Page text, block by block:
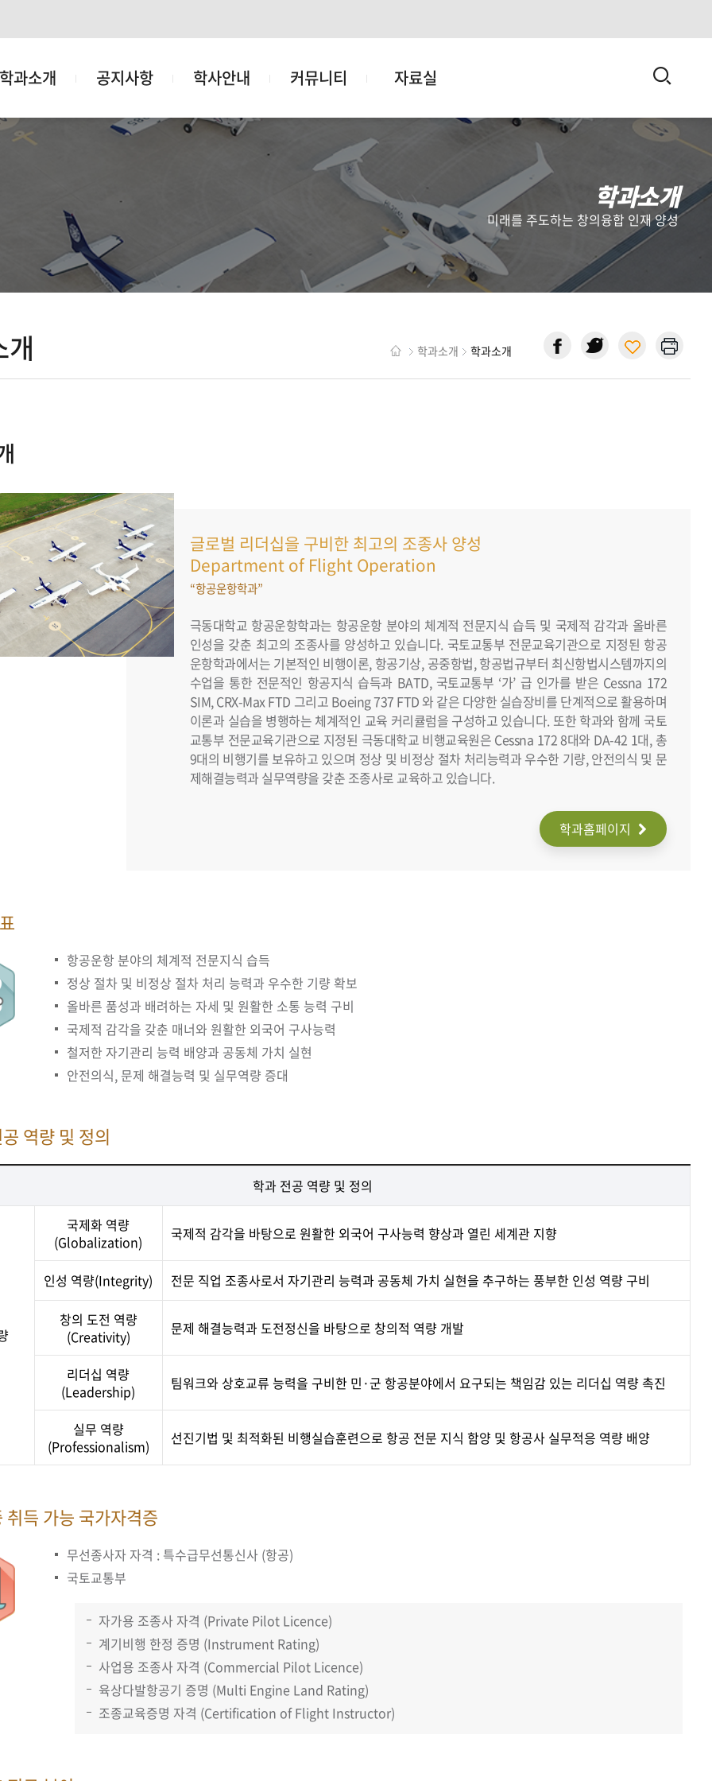
학과소개 공지사항 학사안내 커뮤니티 자료실 검
색
학과소개
미래를 주도하는 창의융합 인재 양성
학과소개 학과소개
글로벌 리더십을 구비한 최고의 조종사 양성
Department of Flight Operation
“항공운항학과”
극동대학교 항공운항학과는 항공운항 분야의 체계적 전문지식 습득 및 국제적 감각과 올바른
인성을 갖춘 최고의 조종사를 양성하고 있습니다. 국토교통부 전문교육기관으로 지정된 항공
운항학과에서는 기본적인 비행이론, 항공기상, 공중항법, 항공법규부터 최신항법시스템까지의
수업을 통한 전문적인 항공지식 습득과 BATD, 국토교통부 ‘가’ 급 인가를 받은 Cessna 172
SIM, CRX-Max FTD 그리고 Boeing 737 FTD 와 같은 다양한 실습장비를 단계적으로 활용하며
이론과 실습을 병행하는 체계적인 교육 커리큘럼을 구성하고 있습니다. 또한 학과와 함께 국토
교통부 전문교육기관으로 지정된 극동대학교 비행교육원은 Cessna 172 8대와 DA-42 1대, 총
9대의 비행기를 보유하고 있으며 정상 및 비정상 절차 처리능력과 우수한 기량, 안전의식 및 문
제해결능력과 실무역량을 갖춘 조종사로 교육하고 있습니다.
학과홈페이지
항공운항 분야의 체계적 전문지식 습득
정상 절차 및 비정상 절차 처리 능력과 우수한 기량 확보
올바른 품성과 배려하는 자세 및 원활한 소통 능력 구비
국제적 감각을 갖춘 매너와 원활한 외국어 구사능력
철저한 자기관리 능력 배양과 공동체 가치 실현
안전의식, 문제 해결능력 및 실무역량 증대
역량 및 정의
학과 전공 역량 및 정의
국제화 역량
(Globalization)
국제적 감각을 바탕으로 원활한 외국어 구사능력 향상과 열린 세계관 지향
인성 역량(Integrity) 전문 직업 조종사로서 자기관리 능력과 공동체 가치 실현을 추구하는 풍부한 인성 역량 구비
창의 도전 역량
(Creativity)
문제 해결능력과 도전정신을 바탕으로 창의적 역량 개발
리더십 역량
(Leadership)
팀워크와 상호교류 능력을 구비한 민·군 항공분야에서 요구되는 책임감 있는 리더십 역량 촉진
실무 역량
(Professionalism)
선진기법 및 최적화된 비행실습훈련으로 항공 전문 지식 함양 및 항공사 실무적응 역량 배양
취득 가능 국가자격증
무선종사자 자격 : 특수급무선통신사 (항공)
국토교통부
자가용 조종사 자격 (Private Pilot Licence)
계기비행 한정 증명 (Instrument Rating)
사업용 조종사 자격 (Commercial Pilot Licence)
육상다발항공기 증명 (Multi Engine Land Rating)
조종교육증명 자격 (Certification of Flight Instructor)